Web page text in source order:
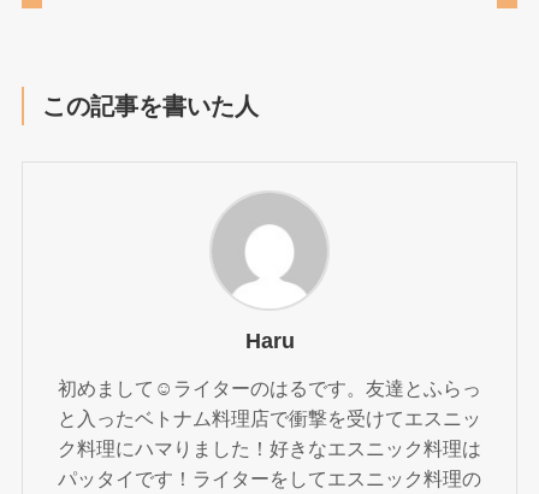
この記事を書いた人
Haru
初めまして☺︎ライターのはるです。友達とふらっ
と入ったベトナム料理店で衝撃を受けてエスニッ
ク料理にハマりました！好きなエスニック料理は
パッタイです！ライターをしてエスニック料理の